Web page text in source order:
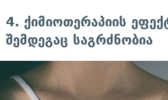
4. ქიმიოთერაპიის
შემდეგაც საგრძნობია